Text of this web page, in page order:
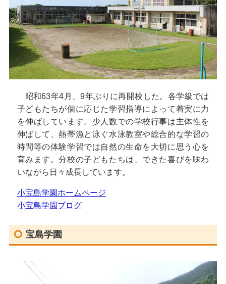
昭和63年4月、9年ぶりに再開校した。各学級では
子どもたちが個に応じた学習指導によって着実に力
を伸ばしています。少人数での学校行事は主体性を
伸ばして、熱帯漁と泳ぐ水泳教室や総合的な学習の
時間等の体験学習では自然の生命を大切に思う心を
育みます。分校の子どもたちは、できた喜びを味わ
いながら日々成長しています。
小宝島学園ホームページ
小宝島学園ブログ
宝島学園